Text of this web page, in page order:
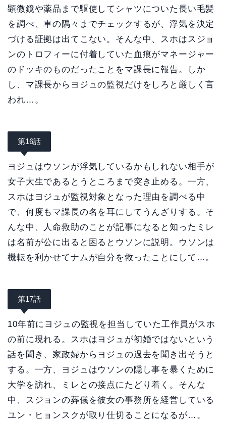
顕微鏡や薬品まで駆使してシャツについた長い毛髪
を調べ、車の隅々までチェックするが、浮気を決定
づける証拠は出てこない。そんな中、スホはスジョ
ンのトロフィーに付着していた血痕がマネージャー
のドッキのものだったことをマ課長に報告。しか
し、マ課長からヨジュの監視だけをしろと厳しく言
われ…。
第16話
ヨジュはウソンが浮気しているかもしれない相手が
女子大生であるとうところまで突き止める。一方、
スホはヨジュが監視対象となった理由を調べる中
で、何度もマ課長の名を耳にしてうんざりする。そ
んな中、人命救助のことが記事になると知ったミレ
は名前が公に出ると困るとウソンに説明。ウソンは
機転を利かせてナムが自分を救ったことにして…。
第17話
10年前にヨジュの監視を担当していた工作員がスホ
の前に現れる。スホはヨジュが初婚ではないという
話を聞き、家政婦からヨジュの過去を聞き出そうと
する。一方、ヨジュはウソンの隠し事を暴くために
大学を訪れ、ミレとの接点にたどり着く。そんな
中、スジョンの葬儀を彼女の事務所を経営している
ユン・ヒョンスクが取り仕切ることになるが…。